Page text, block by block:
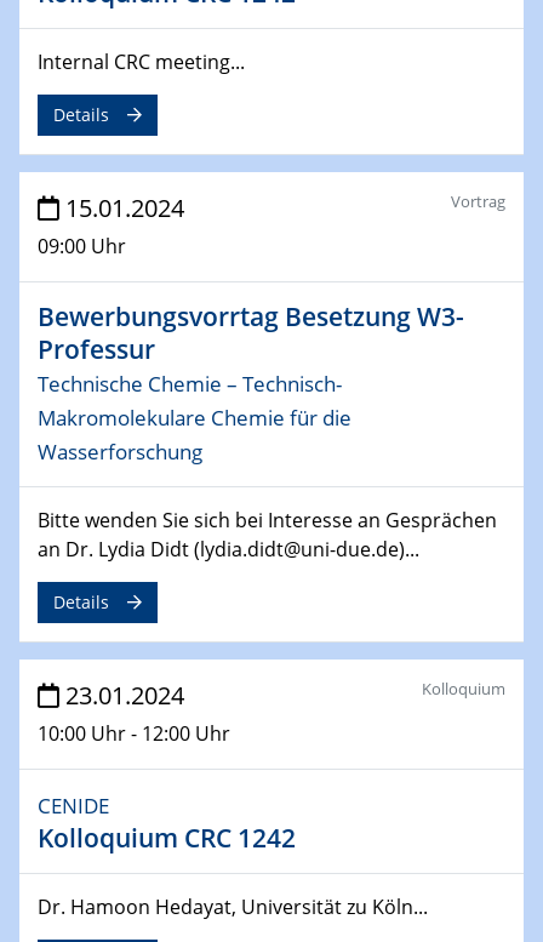
04.02.2024 - 05.02.2024
ZBT Wasserstofftage
Das Technikforum für Wirtschaft und Wissenschaft
07.02.2024
Online-Veranstaltung „Verbundprojekte in
Horizont Europa: Ein Überblick“
13.02.2024
Electrocatalysis as a Major Enabling
Technology for Decarbonization
ZBT
14.02.2024
"Lhyfe - Produzent und Lieferant von
grünem und erneuerbarem Wasserstoff.
Praxisfall, Projekt Duisburg
14.02.2024 - 16.02.2024
SFB 247
Jahrestreffen
01.03.2024
Podcast-Workshop
Online-Kick-Off
ZBT
07.03.2024
Liquid Organic Hydrogen Carriers (LOHC)
ZBT
Internal CRC meeting...
Details
15.01.2024
09:00 Uhr
Vortrag
Bewerbungsvorrtag Besetzung W3-
Professur
Technische Chemie – Technisch-
Makromolekulare Chemie für die
Wasserforschung
Bitte wenden Sie sich bei Interesse an Gesprächen
an Dr. Lydia Didt (lydia.didt@uni-due.de)...
Details
23.01.2024
10:00 Uhr - 12:00 Uhr
Kolloquium
CENIDE
Kolloquium CRC 1242
Dr. Hamoon Hedayat, Universität zu Köln...